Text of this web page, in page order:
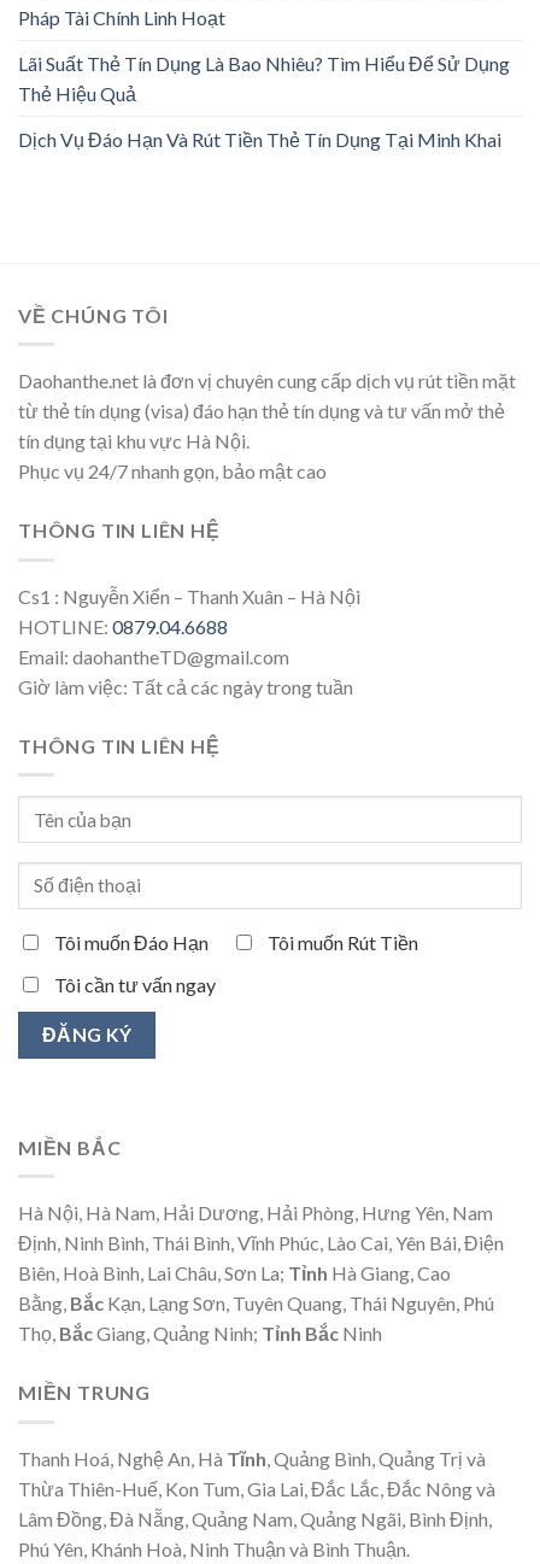
Pháp Tài Chính Linh Hoạt
Lãi Suất Thẻ Tín Dụng Là Bao Nhiêu? Tìm Hiểu Để Sử Dụng
Thẻ Hiệu Quả
Dịch Vụ Đáo Hạn Và Rút Tiền Thẻ Tín Dụng Tại Minh Khai
VỀ CHÚNG TÔI
Daohanthe.net là đơn vị chuyên cung cấp dịch vụ rút tiền mặt
từ thẻ tín dụng (visa) đáo hạn thẻ tín dụng và tư vấn mở thẻ
tín dụng tại khu vực Hà Nội.
Phục vụ 24/7 nhanh gọn, bảo mật cao
THÔNG TIN LIÊN HỆ
Cs1 : Nguyễn Xiển – Thanh Xuân – Hà Nội
HOTLINE: 0879.04.6688
Email: daohantheTD@gmail.com
Giờ làm việc: Tất cả các ngày trong tuần
THÔNG TIN LIÊN HỆ
Tôi muốn Đáo Hạn
Tôi muốn Rút Tiền
Tôi cần tư vấn ngay
MIỀN BẮC
Hà Nội, Hà Nam, Hải Dương, Hải Phòng, Hưng Yên, Nam
Định, Ninh Bình, Thái Bình, Vĩnh Phúc, Lào Cai, Yên Bái, Điện
Biên, Hoà Bình, Lai Châu, Sơn La; Tỉnh Hà Giang, Cao
Bằng, Bắc Kạn, Lạng Sơn, Tuyên Quang, Thái Nguyên, Phú
Thọ, BắcGiang, Quảng Ninh; Tỉnh Bắc Ninh
MIỀN TRUNG
Thanh Hoá, Nghệ An, Hà Tĩnh , Quảng Bình, Quảng Trị và
Thừa Thiên-Huế, Kon Tum, Gia Lai, Đắc Lắc, Đắc Nông và
Lâm Đồng, Đà Nẵng, Quảng Nam, Quảng Ngãi, Bình Định,
Phú Yên, Khánh Hoà, Ninh Thuận và Bình Thuận.